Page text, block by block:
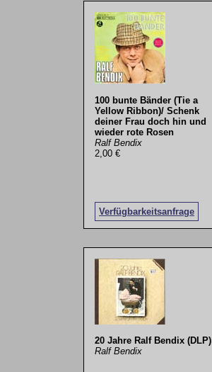
100 bunte Bänder (Tie a
Yellow Ribbon)/ Schenk
deiner Frau doch hin und
wieder rote Rosen
Ralf Bendix
2,00 €
Verfügbarkeitsanfrage
20 Jahre Ralf Bendix (DLP)
Ralf Bendix